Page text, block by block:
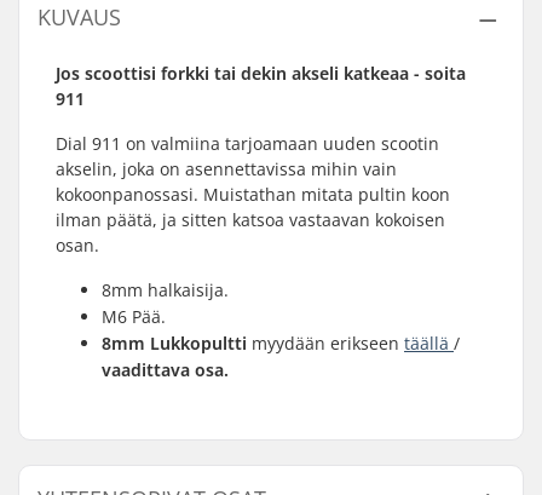
KUVAUS
Jos scoottisi forkki tai dekin akseli katkeaa - soita
911
Dial 911 on valmiina tarjoamaan uuden scootin
akselin, joka on asennettavissa mihin vain
kokoonpanossasi. Muistathan mitata pultin koon
ilman päätä, ja sitten katsoa vastaavan kokoisen
osan.
8mm halkaisija.
M6 Pää.
8mm Lukkopultti myydään erikseen täällä /
vaadittava osa.